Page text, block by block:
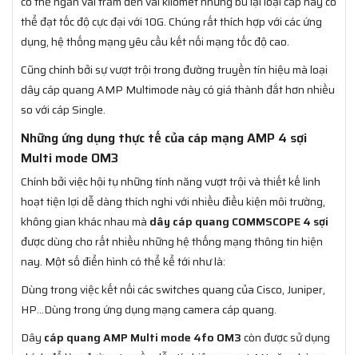
thể đạt tốc độ cực đại với 10G. Chúng rất thích hợp với các ứng
dụng, hệ thống mạng yêu cầu kết nối mạng tốc độ cao.
Cũng chính bởi sự vượt trội trong đường truyền tín hiệu mà loại
dây cáp quang AMP Multimode này có giá thành đắt hơn nhiều
so với cáp Single.
Những ứng dụng thực tế của cáp mạng AMP 4 sợi
Multi mode OM3
Chính bởi việc hội tụ những tính năng vượt trội và thiết kế linh
hoạt tiện lợi dễ dàng thích nghi với nhiều điều kiện môi trường,
không gian khác nhau mà dây cáp quang COMMSCOPE 4 sợi
được dùng cho rất nhiều những hệ thống mạng thông tin hiện
nay. Một số điển hình có thể kể tới như là:
Dùng trong việc kết nối các switches quang của Cisco, Juniper,
HP…Dùng trong ứng dụng mạng camera cáp quang.
Dây cáp quang AMP Multi mode 4fo OM3còn được sử dụng